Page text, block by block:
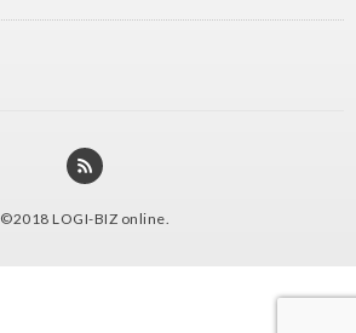
©2018 LOGI-BIZ online